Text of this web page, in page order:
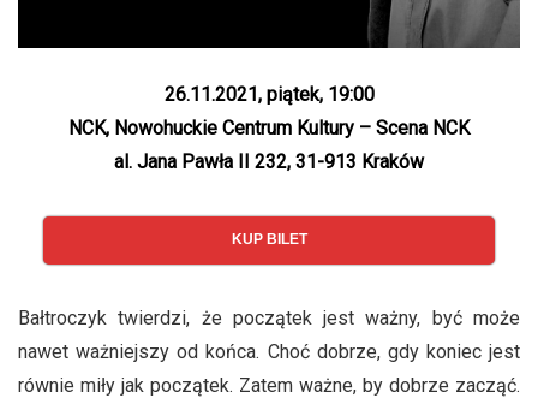
26.11.2021, piątek, 19:00
NCK, Nowohuckie Centrum Kultury – Scena NCK
al. Jana Pawła II 232, 31-913 Kraków
KUP BILET
Bałtroczyk twierdzi, że początek jest ważny, być może
nawet ważniejszy od końca. Choć dobrze, gdy koniec jest
równie miły jak początek. Zatem ważne, by dobrze zacząć.